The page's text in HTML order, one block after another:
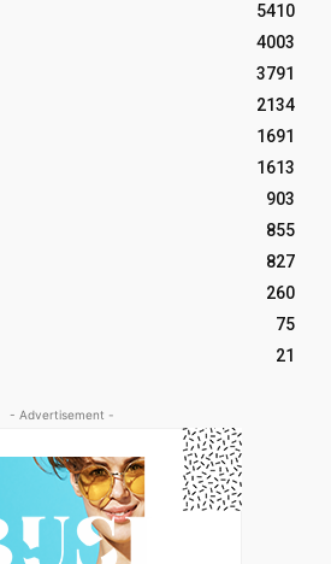
5410
4003
3791
2134
1691
1613
903
855
827
260
75
21
- Advertisement -